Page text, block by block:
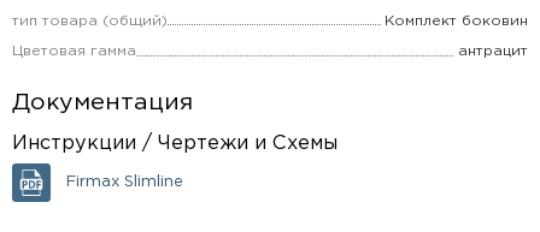
тип товара (общий) Комплект боковин
Цветовая гамма антрацит
Документация
Инструкции / Чертежи и Схемы
Firmax Slimline